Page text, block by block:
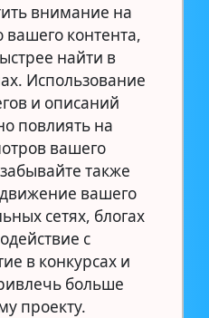
внимание на
контента,
найти в
Использование
и описаний
повлиять на
вашего
также
вашего
сетях, блогах
с
в конкурсах и
больше
проекту.